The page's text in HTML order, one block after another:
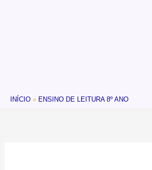
INÍCIO ENSINO DE LEITURA 8º ANO